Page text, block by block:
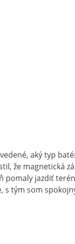
aký typ
že magnetická
pomaly jazdiť
s tým som